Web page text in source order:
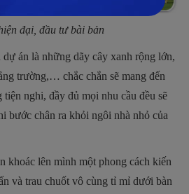
đại, đầu tư bài bản
án là những dãy cây xanh rộng lớn,
trường,… chắc chắn sẽ mang đến
tiện nghi, đầy đủ mọi nhu cầu đều sẽ
bước chân ra khỏi ngôi nhà nhỏ của
khoác lên mình một phong cách kiến
và trau chuốt vô cùng tỉ mỉ dưới bàn